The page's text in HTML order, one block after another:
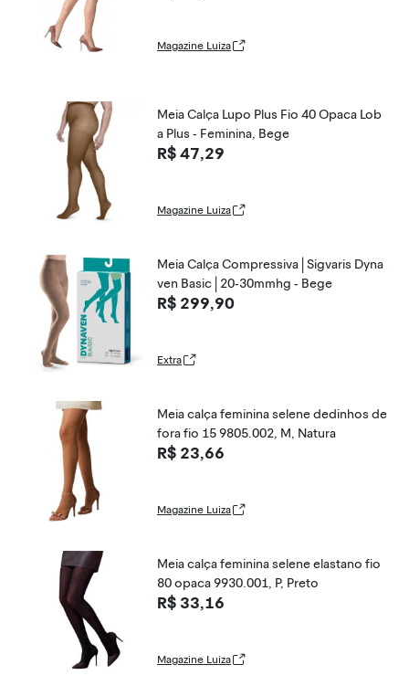
Magazine Luiza
Meia Calça Lupo Plus Fio 40 Opaca Lob
a Plus - Feminina, Bege
R$ 47,29
Magazine Luiza
Meia Calça Compressiva | Sigvaris Dyna
ven Basic | 20-30mmhg - Bege
R$ 299,90
Extra
Meia calça feminina selene dedinhos de
fora fio 15 9805.002, M, Natura
R$ 23,66
Magazine Luiza
Meia calça feminina selene elastano fio
80 opaca 9930.001, P, Preto
R$ 33,16
Magazine Luiza